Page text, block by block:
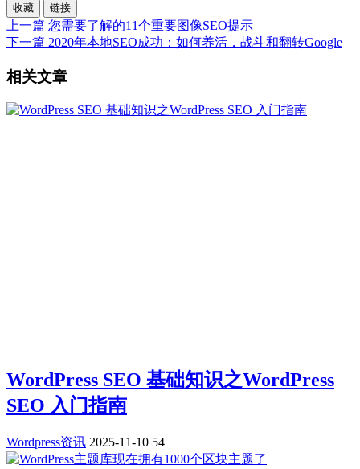
收藏 链接
上一篇 您需要了解的11个重要图像SEO提示
下一篇 2020年本地SEO成功：如何养活，战斗和翻转Google
相关文章
WordPress SEO 基础知识之WordPress
SEO 入门指南
Wordpress资讯 2025-11-10 54